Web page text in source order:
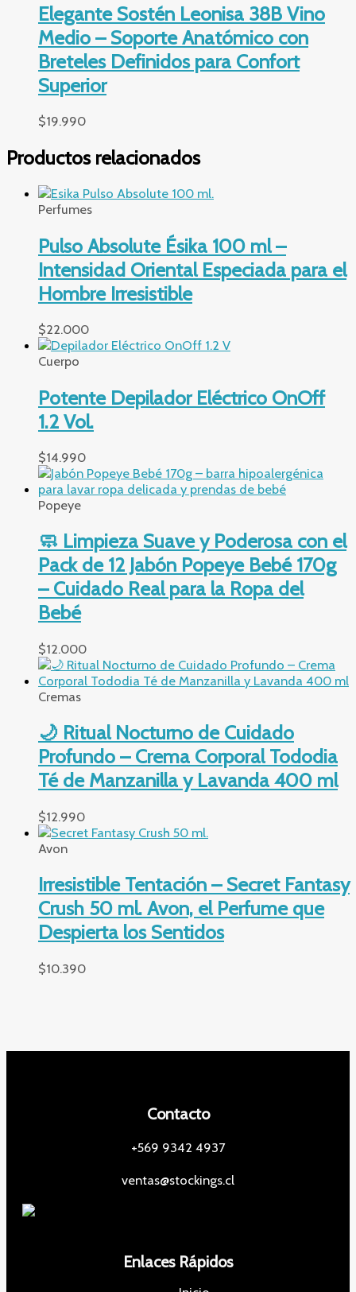
Elegante Sostén Leonisa 38B Vino
Medio – Soporte Anatómico con
Breteles Definidos para Confort
Superior
$19.990
Productos relacionados
Perfumes
Pulso Absolute Ésika 100 ml –
Intensidad Oriental Especiada para el
Hombre Irresistible
$22.000
Cuerpo
Potente Depilador Eléctrico OnOff
1.2 Vol.
$14.990
Popeye
🧼 Limpieza Suave y Poderosa con el
Pack de 12 Jabón Popeye Bebé 170g
– Cuidado Real para la Ropa del
Bebé
$12.000
Cremas
🌙 Ritual Nocturno de Cuidado
Profundo – Crema Corporal Tododia
Té de Manzanilla y Lavanda 400 ml
$12.990
Avon
Irresistible Tentación – Secret Fantasy
Crush 50 ml. Avon, el Perfume que
Despierta los Sentidos
$10.390
Contacto
+569 9342 4937
ventas@stockings.cl
Enlaces Rápidos